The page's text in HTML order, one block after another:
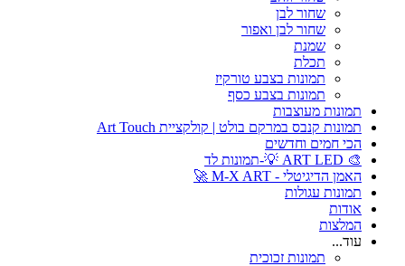
שחור לבן
שחור לבן ואפור
שמנת
תכלת
תמונות בצבע טורקיז
תמונות בצבע כסף
תמונות מעוצבות
תמונות קנבס במרקם בולט | קולקציית Art Touch
הכי חמים וחדשים
🎨 ART LED 💡-תמונות לד
האמן הדיגיטלי - M-X ART 🚀
תמונות עגולות
אודות
המלצות
עוד...
תמונות זכוכית